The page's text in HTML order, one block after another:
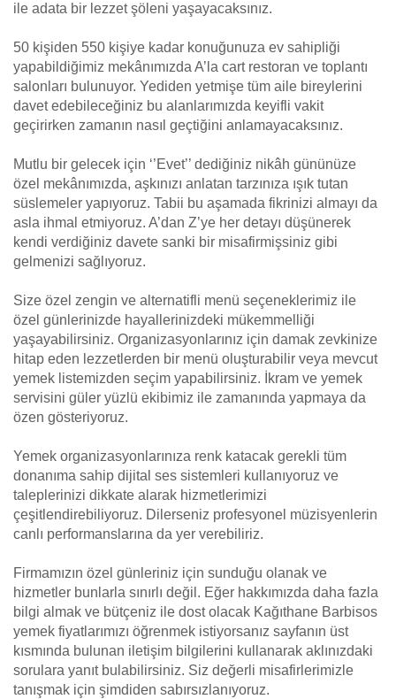
ile adata bir lezzet şöleni yaşayacaksınız.
50 kişiden 550 kişiye kadar konuğunuza ev sahipliği
yapabildiğimiz mekânımızda A’la cart restoran ve toplantı
salonları bulunuyor. Yediden yetmişe tüm aile bireylerini
davet edebileceğiniz bu alanlarımızda keyifli vakit
geçirirken zamanın nasıl geçtiğini anlamayacaksınız.
Mutlu bir gelecek için ‘’Evet’’ dediğiniz nikâh gününüze
özel mekânımızda, aşkınızı anlatan tarzınıza ışık tutan
süslemeler yapıyoruz. Tabii bu aşamada fikrinizi almayı da
asla ihmal etmiyoruz. A’dan Z’ye her detayı düşünerek
kendi verdiğiniz davete sanki bir misafirmişsiniz gibi
gelmenizi sağlıyoruz.
Size özel zengin ve alternatifli menü seçeneklerimiz ile
özel günlerinizde hayallerinizdeki mükemmelliği
yaşayabilirsiniz. Organizasyonlarınız için damak zevkinize
hitap eden lezzetlerden bir menü oluşturabilir veya mevcut
yemek listemizden seçim yapabilirsiniz. İkram ve yemek
servisini güler yüzlü ekibimiz ile zamanında yapmaya da
özen gösteriyoruz.
Yemek organizasyonlarınıza renk katacak gerekli tüm
donanıma sahip dijital ses sistemleri kullanıyoruz ve
taleplerinizi dikkate alarak hizmetlerimizi
çeşitlendirebiliyoruz. Dilerseniz profesyonel müzisyenlerin
canlı performanslarına da yer verebiliriz.
Firmamızın özel günleriniz için sunduğu olanak ve
hizmetler bunlarla sınırlı değil. Eğer hakkımızda daha fazla
bilgi almak ve bütçeniz ile dost olacak Kağıthane Barbisos
yemek fiyatlarımızı öğrenmek istiyorsanız sayfanın üst
kısmında bulunan iletişim bilgilerini kullanarak aklınızdaki
sorulara yanıt bulabilirsiniz. Siz değerli misafirlerimizle
tanışmak için şimdiden sabırsızlanıyoruz.